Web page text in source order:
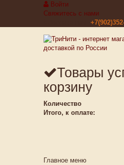
Войти
Свяжитесь с нами
Товары
корзину
Количество
Итого, к оплате:
Главное меню